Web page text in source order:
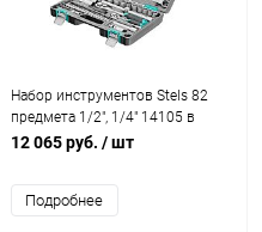
Набор инструментов Stels 82
предмета 1/2", 1/4" 14105 в
кейсе
12 065 руб. / шт
Подробнее